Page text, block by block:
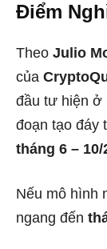
Điểm
Theo Julio
của
đầu tư hiện ở
đoạn tạo đáy
tháng 6 – 10/
Nếu mô hình
ngang đến